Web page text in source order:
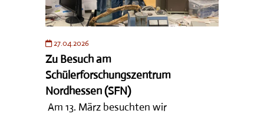
27.04.2026
Zu Besuch am
Schülerforschungszentrum
Nordhessen (SFN)
Am 13. März besuchten wir